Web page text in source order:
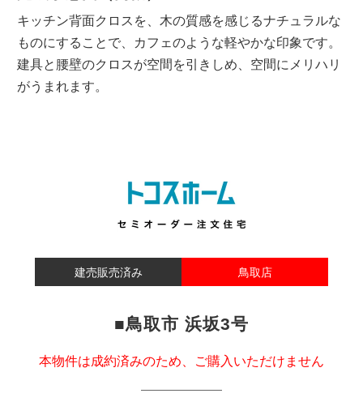
キッチン背面クロスを、木の質感を感じるナチュラルな
ものにすることで、カフェのような軽やかな印象です。
建具と腰壁のクロスが空間を引きしめ、空間にメリハリ
がうまれます。
建売販売済み 鳥取店
■鳥取市 浜坂3号
本物件は成約済みのため、ご購入いただけません